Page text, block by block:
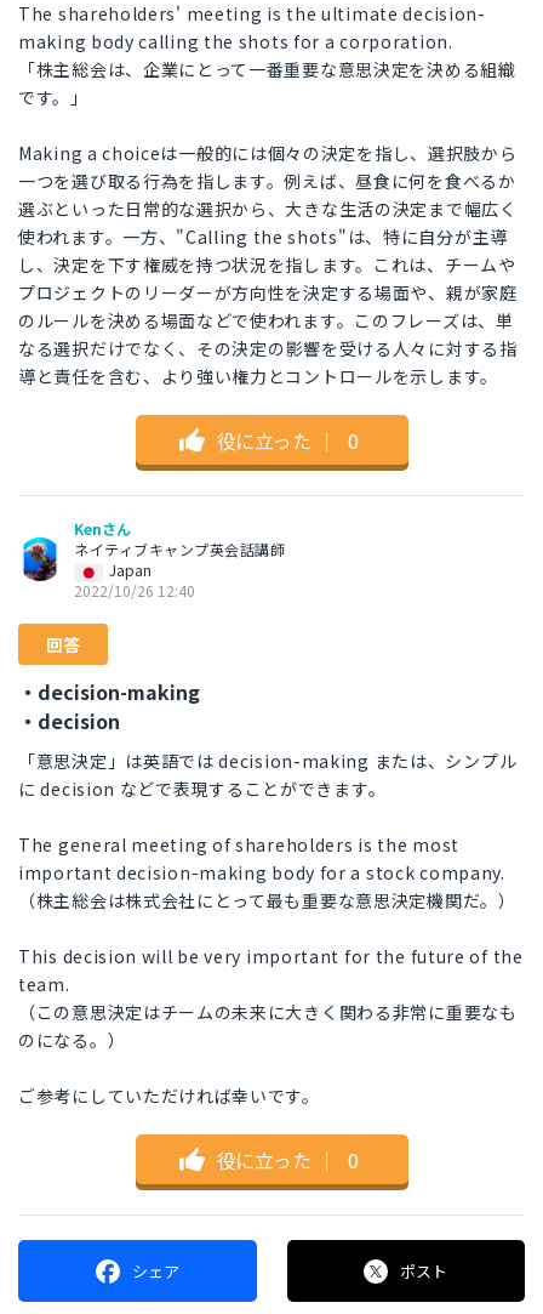
The shareholders' meeting is the ultimate decision-
making body calling the shots for a corporation.
「株主総会は、企業にとって一番重要な意思決定を決める組織
です。」
Making a choiceは一般的には個々の決定を指し、選択肢から
一つを選び取る行為を指します。例えば、昼食に何を食べるか
選ぶといった日常的な選択から、大きな生活の決定まで幅広く
使われます。一方、"Calling the shots"は、特に自分が主導
し、決定を下す権威を持つ状況を指します。これは、チームや
プロジェクトのリーダーが方向性を決定する場面や、親が家庭
のルールを決める場面などで使われます。このフレーズは、単
なる選択だけでなく、その決定の影響を受ける人々に対する指
導と責任を含む、より強い権力とコントロールを示します。
役に立った ｜ 0
Kenさん
ネイティブキャンプ英会話講師
Japan
2022/10/26 12:40
回答
・decision-making
・decision
「意思決定」は英語では decision-making または、シンプル
に decision などで表現することができます。
The general meeting of shareholders is the most
important decision-making body for a stock company.
（株主総会は株式会社にとって最も重要な意思決定機関だ。）
This decision will be very important for the future of the
team.
（この意思決定はチームの未来に大きく関わる非常に重要なも
のになる。）
ご参考にしていただければ幸いです。
役に立った ｜ 0
シェア ポスト